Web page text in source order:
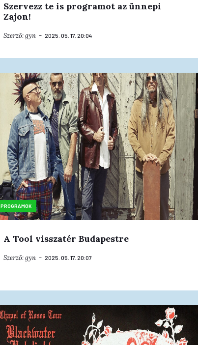
Szervezz te is programot az ünnepi
Zajon!
Szerző:gyn 2025. 05. 17. 20:04
PROGRAMOK
A Tool visszatér Budapestre
Szerző:gyn 2025. 05. 17. 20:07